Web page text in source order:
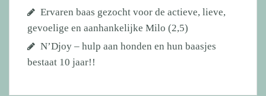
Ervaren baas gezocht voor de actieve, lieve,
gevoelige en aanhankelijke Milo (2,5)
N’Djoy – hulp aan honden en hun baasjes
bestaat 10 jaar!!